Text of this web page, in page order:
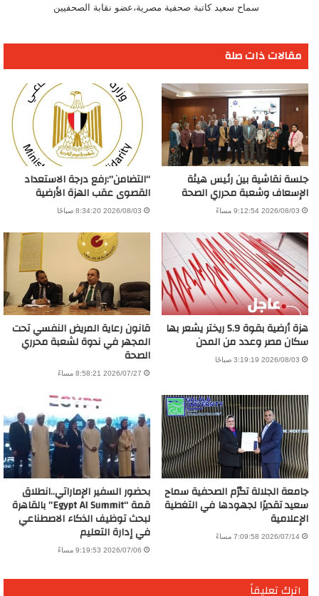
سماح سعيد كاتبة صحفية مصرية،عضو نقابة الصحفيين
مقالات ذات صلة
جلسة نقاشية بين رئيس هيئة
الإسعاف وشعبة محرري الصحة
2026/08/03 9:12:54 مساءً
“التضامن”:رفع درجة الاستعداد
القصوى عقب الهزة الأرضية
2026/08/03 8:34:20 صباحًا
هزة أرضية بقوة 5.9 ريختر يشعر بها
سكان مصر وعدد من المدن
2026/08/03 3:19:19 صباحًا
قانون رعاية المريض النفسي تحت
المجهر في ندوة لشعبة محرري
الصحة
2026/07/27 8:58:21 مساءً
جامعة الجلالة تكرّم الصحفية سماح
سعيد تقديرًا لجهودها في التغطية
الإعلامية
2026/07/14 7:09:58 مساءً
بحضور السفير الإماراتي..انطلاق
قمة “Egypt AI Summit” بالقاهرة
لبحث توظيف الذكاء الاصطناعي
في إدارة التعليم
2026/07/06 9:19:53 مساءً
اترك تعليقاً